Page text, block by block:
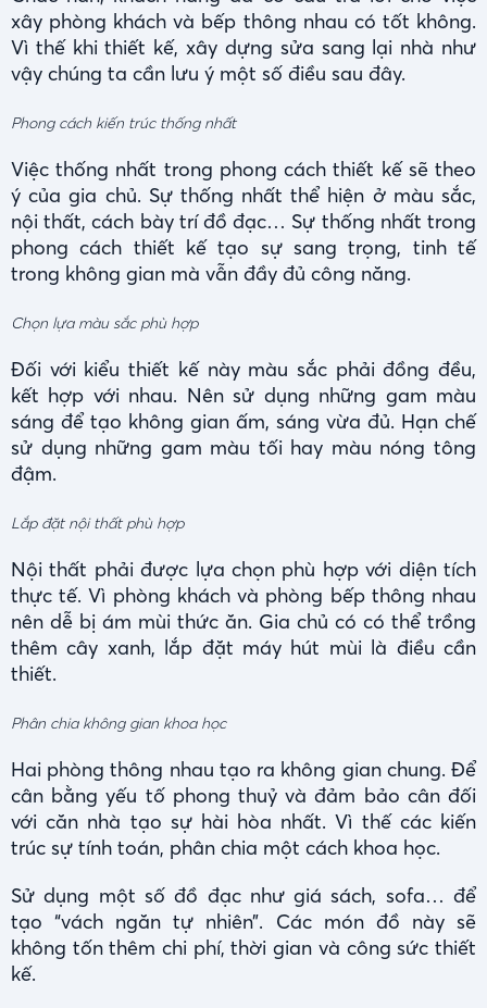
xây phòng khách và bếp thông nhau có tốt không.
Vì thế khi thiết kế, xây dựng sửa sang lại nhà như
vậy chúng ta cần lưu ý một số điều sau đây.
Phong cách kiến trúc thống nhất
Việc thống nhất trong phong cách thiết kế sẽ theo
ý của gia chủ. Sự thống nhất thể hiện ở màu sắc,
nội thất, cách bày trí đồ đạc… Sự thống nhất trong
phong cách thiết kế tạo sự sang trọng, tinh tế
trong không gian mà vẫn đầy đủ công năng.
Chọn lựa màu sắc phù hợp
Đối với kiểu thiết kế này màu sắc phải đồng đều,
kết hợp với nhau. Nên sử dụng những gam màu
sáng để tạo không gian ấm, sáng vừa đủ. Hạn chế
sử dụng những gam màu tối hay màu nóng tông
đậm.
Lắp đặt nội thất phù hợp
Nội thất phải được lựa chọn phù hợp với diện tích
thực tế. Vì phòng khách và phòng bếp thông nhau
nên dễ bị ám mùi thức ăn. Gia chủ có có thể trồng
thêm cây xanh, lắp đặt máy hút mùi là điều cần
thiết.
Phân chia không gian khoa học
Hai phòng thông nhau tạo ra không gian chung. Để
cân bằng yếu tố phong thuỷ và đảm bảo cân đối
với căn nhà tạo sự hài hòa nhất. Vì thế các kiến
trúc sự tính toán, phân chia một cách khoa học.
Sử dụng một số đồ đạc như giá sách, sofa… để
tạo “vách ngăn tự nhiên”. Các món đồ này sẽ
không tốn thêm chi phí, thời gian và công sức thiết
kế.